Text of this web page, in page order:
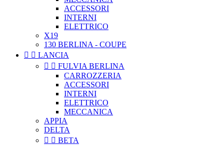
ACCESSORI
INTERNI
ELETTRICO
X19
130 BERLINA - COUPE
  LANCIA
  FULVIA BERLINA
CARROZZERIA
ACCESSORI
INTERNI
ELETTRICO
MECCANICA
APPIA
DELTA
  BETA